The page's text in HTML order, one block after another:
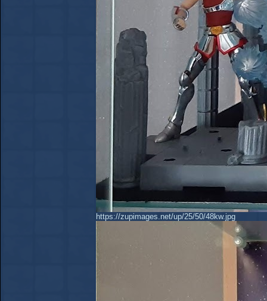
https://zupimages.net/up/25/50/48kw.jpg